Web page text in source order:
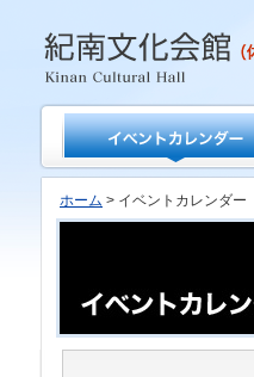
紀南文化会館
ホーム > イベントカレンダー